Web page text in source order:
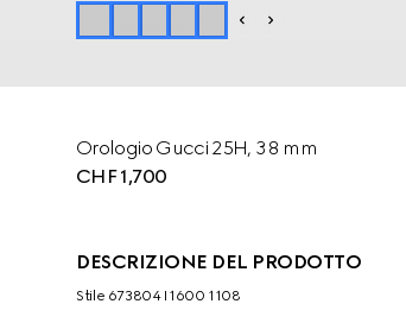
Orologio Gucci 25H, 38 mm
CHF 1,700
DESCRIZIONE DEL PRODOTTO
Stile ‎673804 I1600 1108